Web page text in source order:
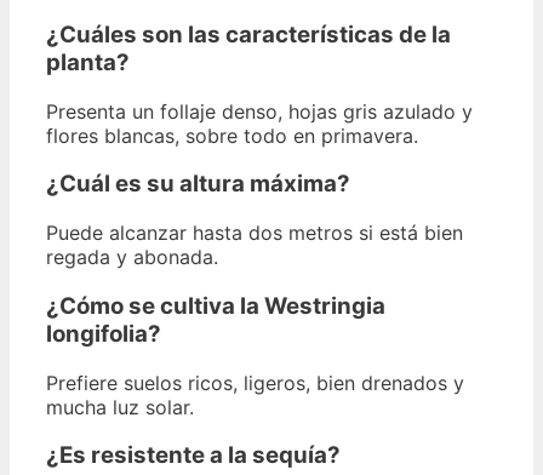
¿Cuáles son las características de la
planta?
Presenta un follaje denso, hojas gris azulado y
flores blancas, sobre todo en primavera.
¿Cuál es su altura máxima?
Puede alcanzar hasta dos metros si está bien
regada y abonada.
¿Cómo se cultiva la Westringia
longifolia?
Prefiere suelos ricos, ligeros, bien drenados y
mucha luz solar.
¿Es resistente a la sequía?